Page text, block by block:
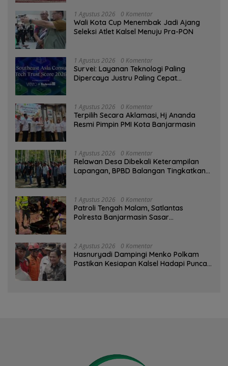
1 Agustus 2026 0 Komentar
Wali Kota Cup Menembak Jadi Ajang
Seleksi Atlet Kalsel Menuju Pra-PON
1 Agustus 2026 0 Komentar
Survei: Layanan Teknologi Paling
Dipercaya Justru Paling Cepat
1 Agustus 2026 0 Komentar
‎Terpilih Secara Aklamasi, Hj Ananda
Resmi Pimpin PMI Kota Banjarmasin
1 Agustus 2026 0 Komentar
Relawan Desa Dibekali Keterampilan
Lapangan, BPBD Balangan Tingkatkan
1 Agustus 2026 0 Komentar
Patroli Tengah Malam, Satlantas
Polresta Banjarmasin Sasar
2 Agustus 2026 0 Komentar
Hasnuryadi Dampingi Menko Polkam
Pastikan Kesiapan Kalsel Hadapi Puncak